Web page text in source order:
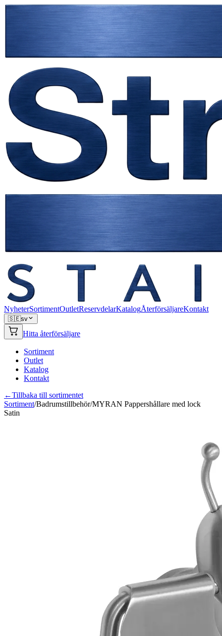
NyheterSortimentOutletReservdelarKatalogÅterförsäljareKontakt
🇸🇪sv
Hitta återförsäljare
Sortiment
Outlet
Katalog
Kontakt
←Tillbaka till sortimentet
Sortiment/Badrumstillbehör/MYRAN Pappershållare med lock
Satin